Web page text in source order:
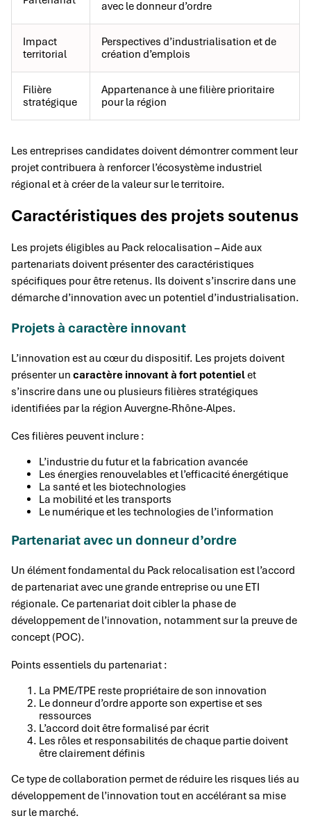
avec le donneur d’ordre
Impact
territorial
Perspectives d’industrialisation et de
création d’emplois
Filière
stratégique
Appartenance à une filière prioritaire
pour la région
Les entreprises candidates doivent démontrer comment leur
projet contribuera à renforcer l’écosystème industriel
régional et à créer de la valeur sur le territoire.
Caractéristiques des projets soutenus
Les projets éligibles au Pack relocalisation – Aide aux
partenariats doivent présenter des caractéristiques
spécifiques pour être retenus. Ils doivent s’inscrire dans une
démarche d’innovation avec un potentiel d’industrialisation.
Projets à caractère innovant
L’innovation est au cœur du dispositif. Les projets doivent
présenter un caractère innovant à fort potentielet
s’inscrire dans une ou plusieurs filières stratégiques
identifiées par la région Auvergne-Rhône-Alpes.
Ces filières peuvent inclure :
L’industrie du futur et la fabrication avancée
Les énergies renouvelables et l’efficacité énergétique
La santé et les biotechnologies
La mobilité et les transports
Le numérique et les technologies de l’information
Partenariat avec un donneur d’ordre
Un élément fondamental du Pack relocalisation est l’accord
de partenariat avec une grande entreprise ou une ETI
régionale. Ce partenariat doit cibler la phase de
développement de l’innovation, notamment sur la preuve de
concept (POC).
Points essentiels du partenariat :
La PME/TPE reste propriétaire de son innovation
Le donneur d’ordre apporte son expertise et ses
ressources
L’accord doit être formalisé par écrit
Les rôles et responsabilités de chaque partie doivent
être clairement définis
Ce type de collaboration permet de réduire les risques liés au
développement de l’innovation tout en accélérant sa mise
sur le marché.